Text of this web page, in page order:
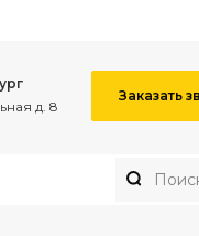
д. 8
Заказать